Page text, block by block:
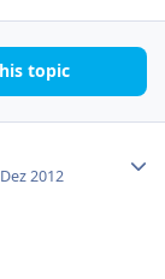
topic
2012